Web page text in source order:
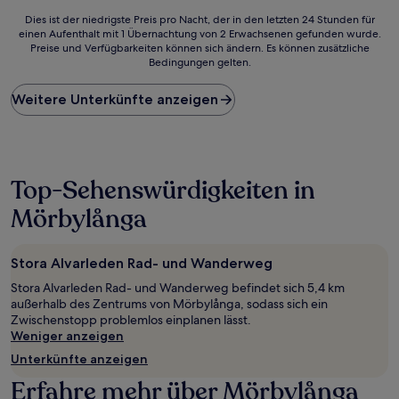
Gut,
(82
Bewertungen)
(2
Dies
ist
Preis
pro
Nacht,
letzten
24 Stunden
für
einen
mit
von
2 Erwachsenen
gefunden
wurde.
Preise
Verfügbarkeiten
Dies ist der niedrigste Preis pro Nacht, der in den letzten 24 Stunden für
einen Aufenthalt mit 1 Übernachtung von 2 Erwachsenen gefunden wurde.
Preise und Verfügbarkeiten können sich ändern. Es können zusätzliche
Bedingungen gelten.
Weitere Unterkünfte anzeigen
Top-Sehenswürdigkeiten in
Mörbylånga
Stora Alvarleden Rad- und Wanderweg
Stora Alvarleden Rad- und Wanderweg befindet sich 5,4 km
außerhalb des Zentrums von Mörbylånga, sodass sich ein
Zwischenstopp problemlos einplanen lässt.
Weniger anzeigen
Unterkünfte anzeigen
Erfahre mehr über Mörbylånga